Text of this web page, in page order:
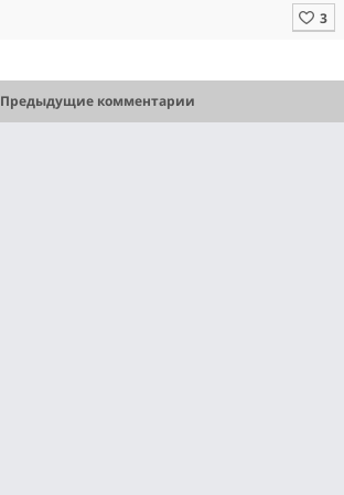
Предыдущие комментарии